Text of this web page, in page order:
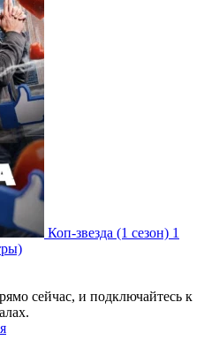
Коп-звезда (1 сезон) 1
сейчас, и подключайтесь к